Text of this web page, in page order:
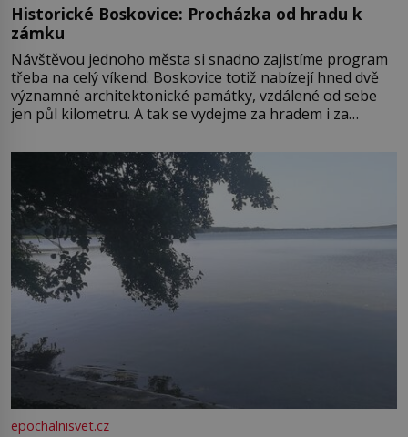
Historické Boskovice: Procházka od hradu k
zámku
Návštěvou jednoho města si snadno zajistíme program
třeba na celý víkend. Boskovice totiž nabízejí hned dvě
významné architektonické památky, vzdálené od sebe
jen půl kilometru. A tak se vydejme za hradem i za
Boskovice na okraji Drahanské vrchoviny vznikla někdy
ve13. století, a už v roce 1313 kronikáři zaznamenali
epochalnisvet.cz